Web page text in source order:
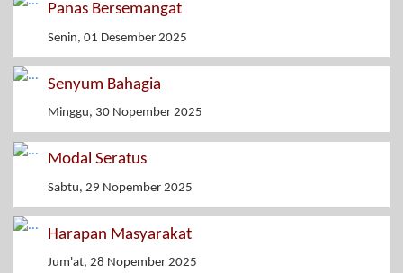
Panas Bersemangat
Senin, 01 Desember 2025
Senyum Bahagia
Minggu, 30 Nopember 2025
Modal Seratus
Sabtu, 29 Nopember 2025
Harapan Masyarakat
Jum'at, 28 Nopember 2025